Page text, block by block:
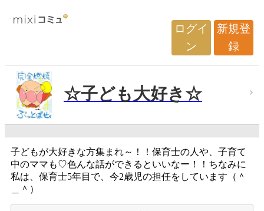
ログイ
ン
新規登
録
☆子ども大好き☆
子どもが大好きな方集まれ～！！保育士の人や、子育て
中のママも♡色んな話ができるといいなー！！ちなみに
私は、保育士5年目で、今2歳児の担任をしています（＾
＿＾）